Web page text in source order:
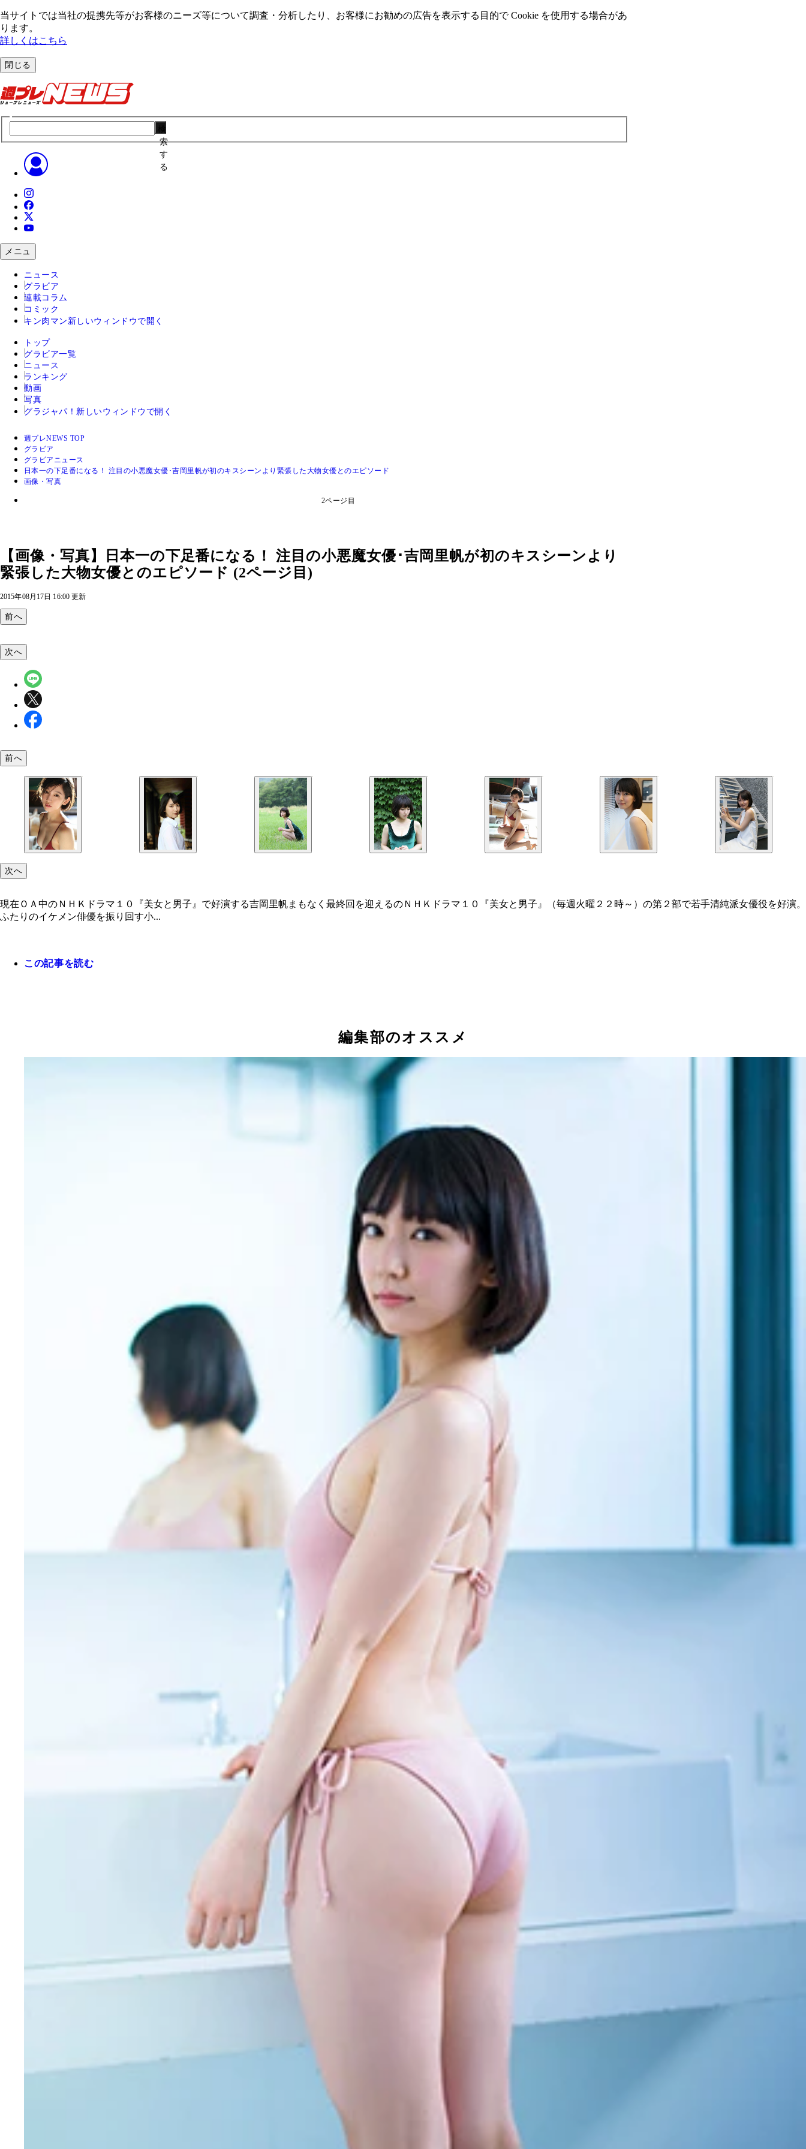
当サイトでは当社の提携先等がお客様のニーズ等について調査・分析したり、お客様にお勧めの広告を表⽰する⽬的で Cookie を使⽤する場合があ
ります。
詳しくはこちら
閉じる
索
す
る
メニュ
ニュース
グラビア
連載コラム
コミック
キン肉マン 新しいウィンドウで開く
トップ
グラビア一覧
ニュース
ランキング
動画
写真
グラジャパ！ 新しいウィンドウで開く
週プレNEWS TOP
グラビア
グラビアニュース
日本一の下足番になる！ 注目の小悪魔女優･吉岡里帆が初のキスシーンより緊張した大物女優とのエピソード
画像・写真
2ページ目
【画像・写真】日本一の下足番になる！ 注目の小悪魔女優･吉岡里帆が初のキスシーンより
緊張した大物女優とのエピソード (2ページ目)
2015年08月17日 16:00 更新
前へ
現在ＯＡ中のＮＨＫドラマ１０『美女と男子』で好演する吉岡里帆
次へ
前へ
次へ
現在ＯＡ中のＮＨＫドラマ１０『美女と男子』で好演する吉岡里帆まもなく最終回を迎えるのＮＨＫドラマ１０『美女と男子』（毎週火曜２２時～）の第２部で若手清純派女優役を好演。
ふたりのイケメン俳優を振り回す小...
この記事を読む
編集部のオススメ